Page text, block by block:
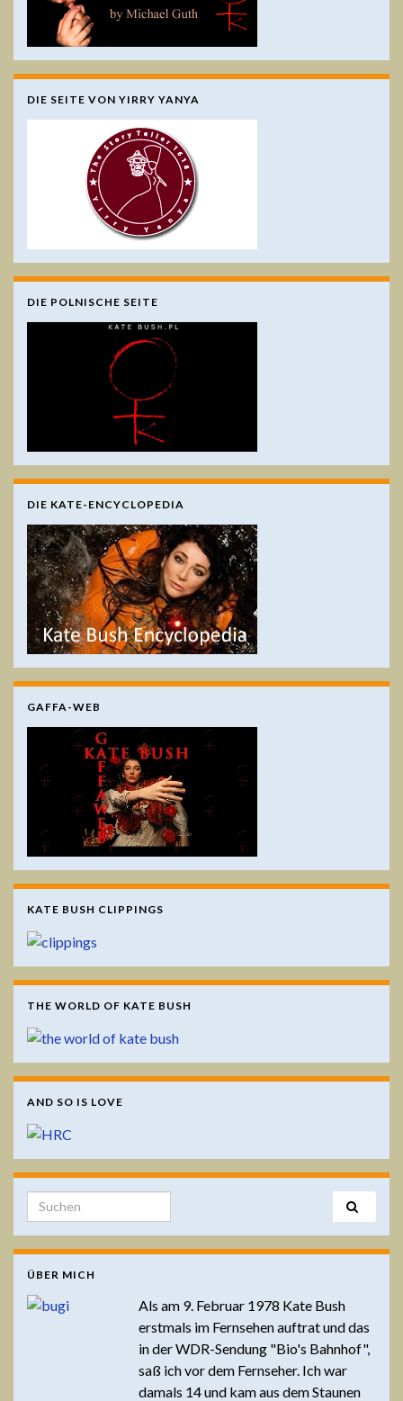
DIE SEITE VON YIRRY YANYA
DIE POLNISCHE SEITE
DIE KATE-ENCYCLOPEDIA
GAFFA-WEB
KATE BUSH CLIPPINGS
THE WORLD OF KATE BUSH
AND SO IS LOVE
Search for:
ÜBER MICH
Als am 9. Februar 1978 Kate Bush
erstmals im Fernsehen auftrat und das
in der WDR-Sendung "Bio's Bahnhof",
saß ich vor dem Fernseher. Ich war
damals 14 und kam aus dem Staunen